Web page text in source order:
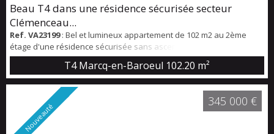
Beau T4 dans une résidence sécurisée secteur
Clémenceau...
Ref. VA23199: Bel et lumineux appartement de 102 m2 au 2ème
étage d'une résidence sécurisée sans ascenseur proche
commerces, écoles, tram et bus. Beau séjour de 32 m2, cuisine à
conforter, 3 chambres de 11,5 - 12,10 et 14,14 m2 parquetées. Salle
de bains. Garage en rez de rue (box fermé) cave en sous sol. Petit
espace vert très agréable.
T4 Marcq-en-Baroeul 102.20 m²
Nouveauté
345 000 €